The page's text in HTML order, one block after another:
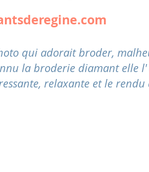
qui adorait broder,
la broderie diamant elle
, relaxante et le